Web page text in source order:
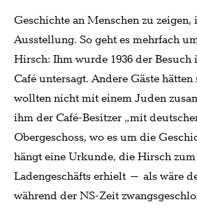
Geschichte an Menschen zu
Ausstellung. So geht es mehrfach
Hirsch: Ihm wurde 1936 der Besuch
Café untersagt. Andere Gäste
wollten nicht mit einem Juden
ihm der Café-Besitzer „mit
Obergeschoss, wo es um die
hängt eine Urkunde, die Hirsch zum
Ladengeschäfts erhielt – als wäre
während der NS-Zeit